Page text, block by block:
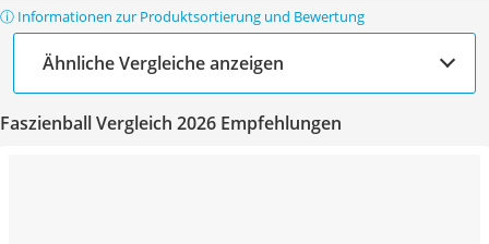
ⓘ Informationen zur Produktsortierung und Bewertung
Ähnliche Vergleiche anzeigen
Faszienball Vergleich 2026 Empfehlungen